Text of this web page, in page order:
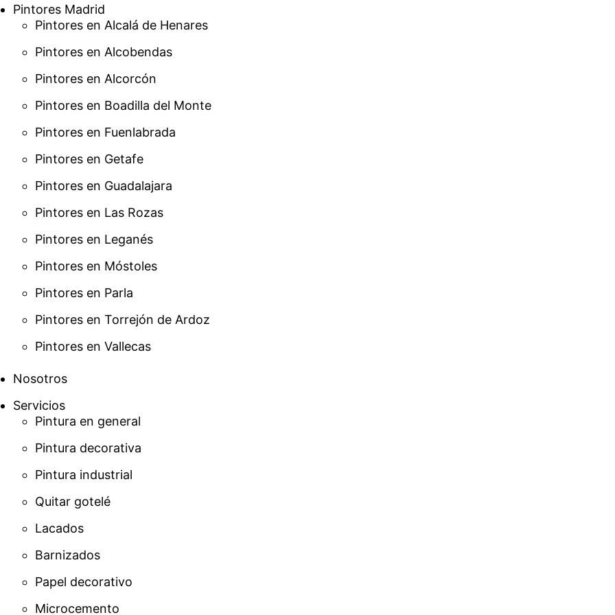
Pintores Madrid
Pintores en Alcalá de Henares
Pintores en Alcobendas
Pintores en Alcorcón
Pintores en Boadilla del Monte
Pintores en Fuenlabrada
Pintores en Getafe
Pintores en Guadalajara
Pintores en Las Rozas
Pintores en Leganés
Pintores en Móstoles
Pintores en Parla
Pintores en Torrejón de Ardoz
Pintores en Vallecas
Nosotros
Servicios
Pintura en general
Pintura decorativa
Pintura industrial
Quitar gotelé
Lacados
Barnizados
Papel decorativo
Microcemento